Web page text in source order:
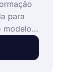
para
modelo
de
para